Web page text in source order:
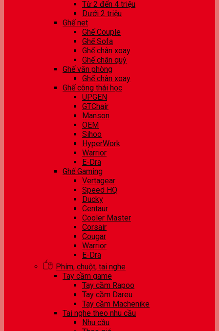
Từ 2 đến 4 triệu
Dưới 2 triệu
Ghế net
Ghế Couple
Ghế Sofa
Ghế chân xoay
Ghế chân quỳ
Ghế văn phòng
Ghế chân xoay
Ghế công thái học
UPGEN
GTChair
Manson
OEM
Sihoo
HyperWork
Warrior
E-Dra
Ghế Gaming
Vertagear
Speed HQ
Ducky
Centaur
Cooler Master
Corsair
Cougar
Warrior
E-Dra
Phím, chuột, tai nghe
Tay cầm game
Tay cầm Rapoo
Tay cầm Dareu
Tay cầm Machenike
Tai nghe theo nhu cầu
Nhu cầu